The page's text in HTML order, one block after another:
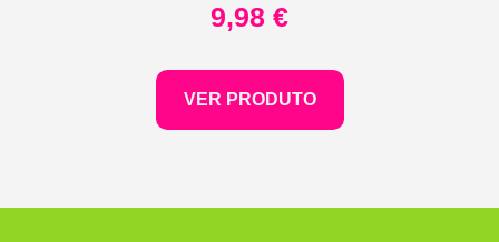
9,98 €
VER PRODUTO